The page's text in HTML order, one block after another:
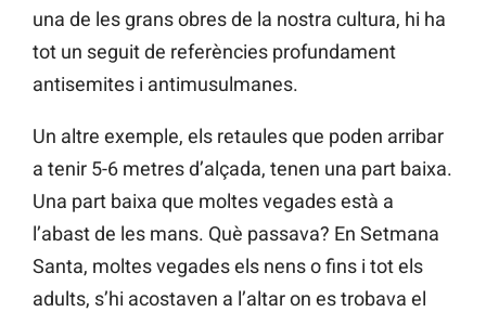
una de les grans obres de la nostra cultura, hi ha
tot un seguit de referències profundament
antisemites i antimusulmanes.
Un altre exemple, els retaules que poden arribar
a tenir 5-6 metres d’alçada, tenen una part baixa.
Una part baixa que moltes vegades està a
l’abast de les mans. Què passava? En Setmana
Santa, moltes vegades els nens o fins i tot els
adults, s’hi acostaven a l’altar on es trobava el